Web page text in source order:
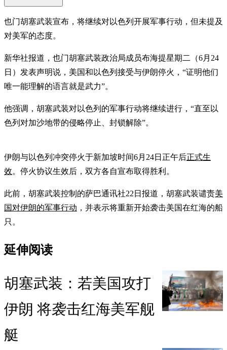
也门胡塞武装宣布，将继续对以色列开展军事行动，但未提及
对美军的态度。
新华社报道，也门胡塞武装政治局成员布海提星期二（6月24
日）发表声明说，美国和以色列接受与伊朗停火，“证明他们
唯一能理解的语言就是武力”。
他强调，胡塞武装对以色列的军事行动将继续进行，“直至以
色列对加沙地带的侵略停止、封锁解除”。
伊朗与以色列冲突停火于新加坡时间6月24日正午后正式生
效。停火协议生效后，双方各自宣布取得胜利。
此前，胡塞武装控制的萨巴通讯社22日报道，胡塞武装谴责美
国对伊朗的军事行动 ，并表示将重新开始袭击美国在红海的船
只。
延伸阅读
胡塞武装：若美国攻打
伊朗 将袭击红海美军舰
艇